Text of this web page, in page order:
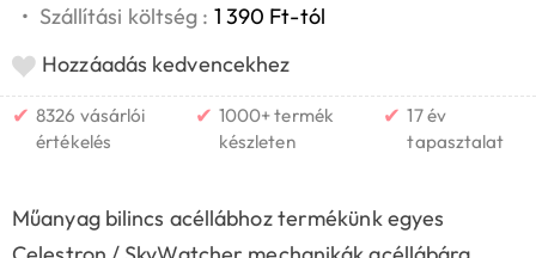
• Szállítási költség : 1 390 Ft-tól
Hozzáadás kedvencekhez
✔ 8326 vásárlói
értékelés
✔ 1000+ termék
készleten
✔ 17 év
tapasztalat
Műanyag bilincs acéllábhoz termékünk egyes